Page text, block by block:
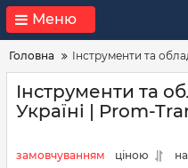
Меню
Головна Інструменти та
Інструменти та
Україні | Prom-
замовчуванням ціною